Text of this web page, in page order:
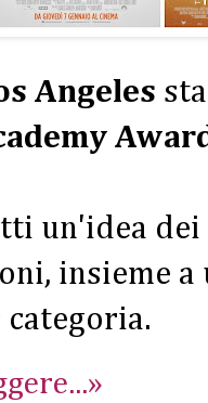
Angeles
un'idea
insieme